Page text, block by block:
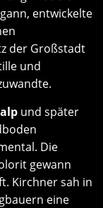
entwickelte
der Großstadt
und
und später
Die
gewann
Kirchner sah in
eine